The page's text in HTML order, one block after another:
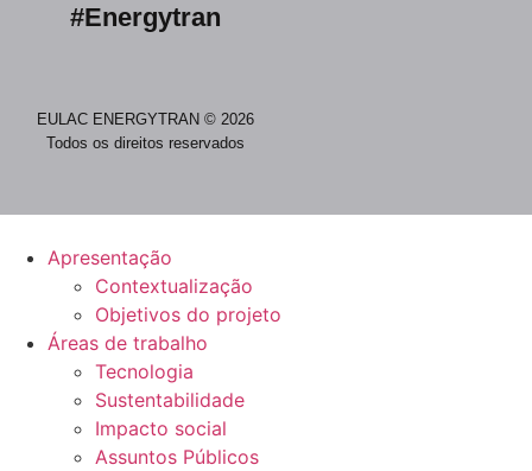
#Energytran
EULAC ENERGYTRAN © 2026
Todos os direitos reservados
Apresentação
Contextualização
Objetivos do projeto
Áreas de trabalho
Tecnologia
Sustentabilidade
Impacto social
Assuntos Públicos